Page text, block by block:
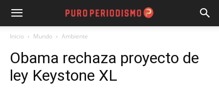
Inicio Mundo Ambiente
Obama rechaza proyecto de
ley Keystone XL